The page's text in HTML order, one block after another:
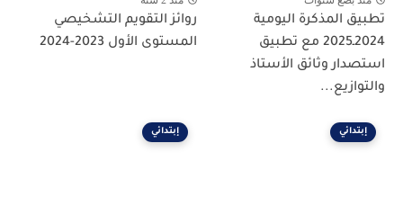
تطبيق المذكرة اليومية
2024ـ2025 مع تطبيق
استصدار وثائق الأستاذ
والتوازيع...
روائز التقويم التشخيصي
المستوى الأول 2023-2024
إبتدائي إبتدائي